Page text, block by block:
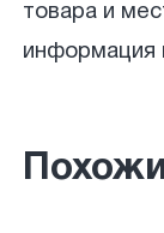
товара и
информация